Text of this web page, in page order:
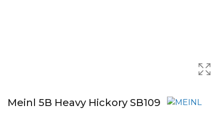
Meinl 5B Heavy Hickory SB109